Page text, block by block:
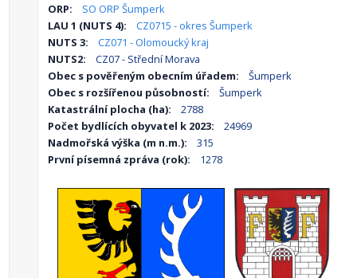
ORP:
SO ORP Šumperk
LAU 1 (NUTS 4):
CZ0715 - okres Šumperk
NUTS 3:
CZ071 - Olomoucký kraj
NUTS2:
CZ07 - Střední Morava
Obec s pověřeným obecním úřadem:
Šumperk
Obec s rozšířenou působností:
Šumperk
Katastrální plocha (ha):
2788
Počet bydlících obyvatel k 2023:
24969
Nadmořská výška (m n.m.):
315
První písemná zpráva (rok):
1278